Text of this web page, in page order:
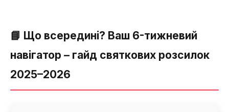
📘 Що всередині? Ваш 6-тижневий
навігатор – гайд святкових розсилок
2025–2026